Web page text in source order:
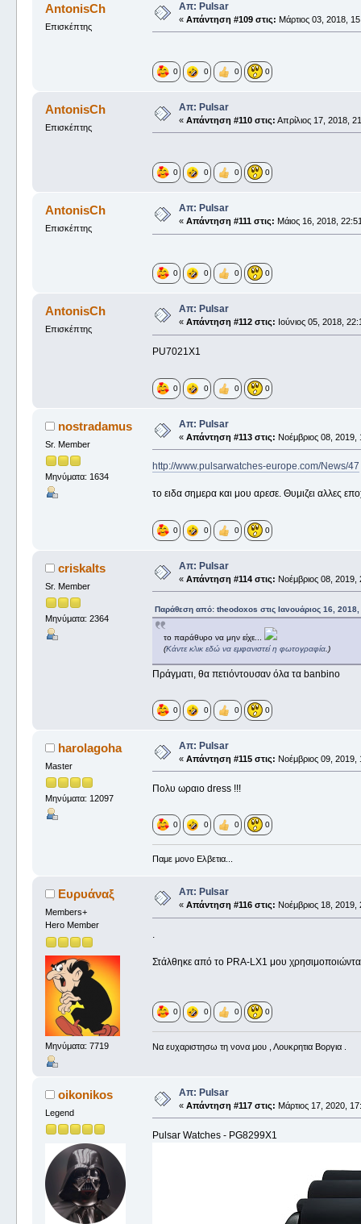
AntonisCh
Επισκέπτης
Απ: Pulsar
« Απάντηση #109 στις: Μάρτιος 03, 2018,
0 0 0 0
AntonisCh
Επισκέπτης
Απ: Pulsar
« Απάντηση #110 στις: Απρίλιος 17, 2018,
0 0 0 0
AntonisCh
Επισκέπτης
Απ: Pulsar
« Απάντηση #111 στις: Μάιος 16, 2018,
0 0 0 0
AntonisCh
Επισκέπτης
Απ: Pulsar
« Απάντηση #112 στις: Ιούνιος 05, 2018,
PU7021X1
0 0 0 0
nostradamus
Sr. Member
Μηνύματα: 1634
Απ: Pulsar
« Απάντηση #113 στις: Νοέμβριος 08, 2019,
http://www.pulsarwatches-europe.com/News/47
το ειδα σημερα και μου αρεσε. Θυμιζει αλλες
0 0 0 0
criskalts
Sr. Member
Μηνύματα: 2364
Απ: Pulsar
« Απάντηση #114 στις: Νοέμβριος 08, 2019,
Παράθεση από: theodoxos στις Ιανουάριος 16,
το παράθυρο να μην είχε...
(Κάντε κλικ εδώ να εμφανιστεί η φωτογραφία .)
Πράγματι, θα πετιόντουσαν όλα τα banbino
0 0 0 0
harolagoha
Master
Μηνύματα: 12097
Απ: Pulsar
« Απάντηση #115 στις: Νοέμβριος 09, 2019,
Πολυ ωραιο dress !!!
0 0 0 0
Παμε μονο Ελβετια...
Ευρυάναξ
Members+
Hero Member
Μηνύματα: 7719
Απ: Pulsar
« Απάντηση #116 στις: Νοέμβριος 18, 2019,
.
Στάλθηκε από το PRA-LX1 μου
0 0 0 0
Να ευχαριστησω τη νονα μου , Λουκρητια Βοργια .
oikonikos
Legend
Απ: Pulsar
« Απάντηση #117 στις: Μάρτιος 17, 2020,
Pulsar Watches - PG8299X1